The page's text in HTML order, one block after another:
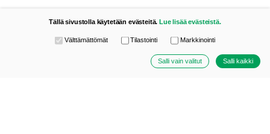
Tällä sivustolla käytetään evästeitä.Lue lisää evästeistä.
Valitse käytettävät evästeet
Välttämättömät Tilastointi Markkinointi
Salli vain valitut Salli kaikki